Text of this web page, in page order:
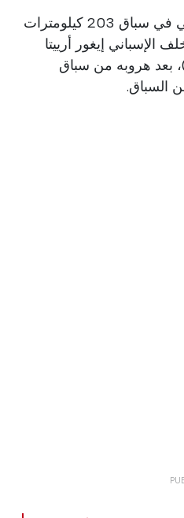
واحتل إيولاليو المركز الثاني في سباق 203 كيلومترات
الإسباني إيغور أرييتا
بعد هروبه من سباق
السباق.